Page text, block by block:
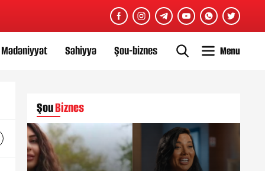
Mədəniyyət Səhiyyə Şou-biznes Menu
ŞouBiznes